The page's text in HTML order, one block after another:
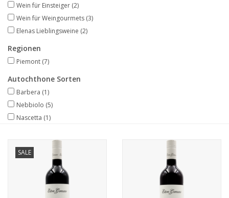
Wein für Einsteiger (2)
Wein für Weingourmets (3)
Elenas Lieblingsweine (2)
Regionen
Piemont (7)
Autochthone Sorten
Barbera (1)
Nebbiolo (5)
Nascetta (1)
SALE